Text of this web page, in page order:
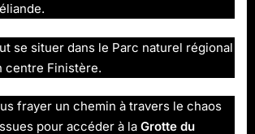
se situer dans le Parc naturel régional
centre Finistère.
frayer un chemin à travers le chaos
pour accéder à la Grotte du